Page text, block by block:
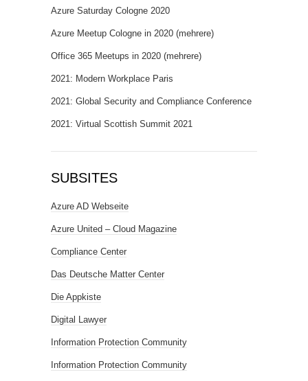
Azure Saturday Cologne 2020
Azure Meetup Cologne in 2020 (mehrere)
Office 365 Meetups in 2020 (mehrere)
2021: Modern Workplace Paris
2021: Global Security and Compliance Conference
2021: Virtual Scottish Summit 2021
SUBSITES
Azure AD Webseite
Azure United – Cloud Magazine
Compliance Center
Das Deutsche Matter Center
Die Appkiste
Digital Lawyer
Information Protection Community
Information Protection Community